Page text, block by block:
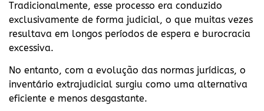
Tradicionalmente, esse processo era conduzido
exclusivamente de forma judicial, o que muitas vezes
resultava em longos períodos de espera e burocracia
excessiva.
No entanto, com a evolução das normas jurídicas, o
inventário extrajudicial surgiu como uma alternativa
eficiente e menos desgastante.